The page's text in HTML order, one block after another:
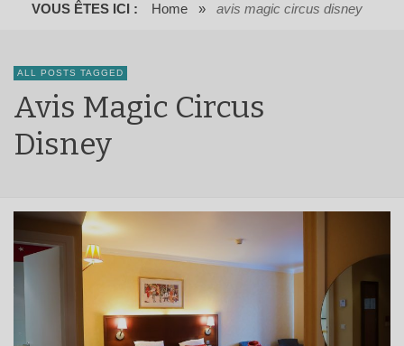
VOUS ÊTES ICI : Home » avis magic circus disney
ALL POSTS TAGGED
Avis Magic Circus
Disney